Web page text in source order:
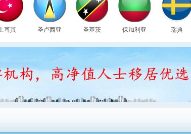
耳其 圣卢西亚 圣基茨 保加利亚 瑞典